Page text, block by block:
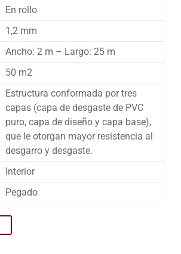
En rollo
1,2 mm
Ancho: 2 m – Largo: 25 m
50 m2
Estructura conformada por tres
capas (capa de desgaste de PVC
puro, capa de diseño y capa base),
que le otorgan mayor resistencia al
desgarro y desgaste.
Interior
Pegado